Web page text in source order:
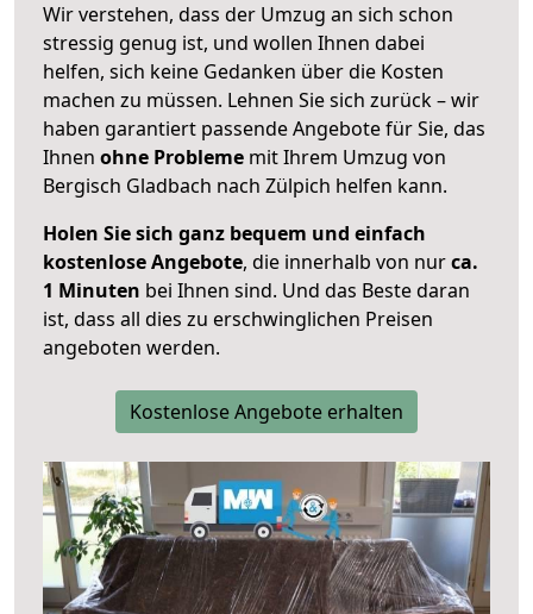
Wir verstehen, dass der Umzug an sich schon
stressig genug ist, und wollen Ihnen dabei
helfen, sich keine Gedanken über die Kosten
machen zu müssen. Lehnen Sie sich zurück – wir
haben garantiert passende Angebote für Sie, das
Ihnen ohne Probleme mit Ihrem Umzug von
Bergisch Gladbach nach Zülpich helfen kann.
Holen Sie sich ganz bequem und einfach
kostenlose Angebote, die innerhalb von nurca.
1 Minuten bei Ihnen sind. Und das Beste daran
ist, dass all dies zu erschwinglichen Preisen
angeboten werden.
Kostenlose Angebote erhalten